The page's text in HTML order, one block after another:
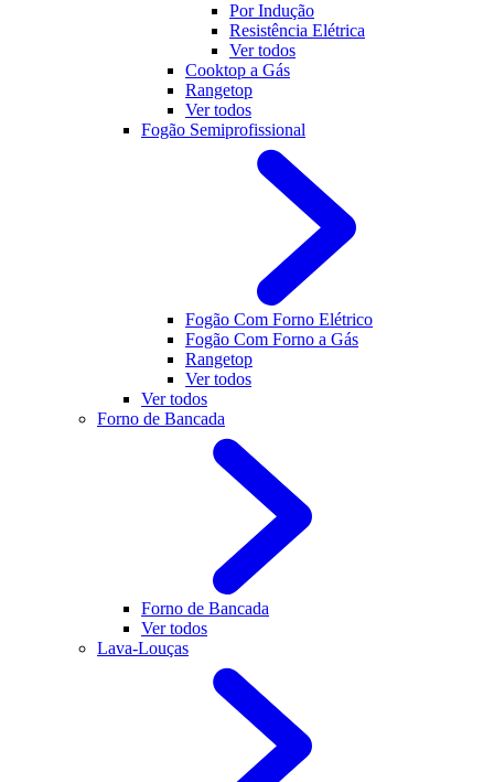
Por Indução
Resistência Elétrica
Ver todos
Cooktop a Gás
Rangetop
Ver todos
Fogão Semiprofissional
Fogão Com Forno Elétrico
Fogão Com Forno a Gás
Rangetop
Ver todos
Ver todos
Forno de Bancada
Forno de Bancada
Ver todos
Lava-Louças